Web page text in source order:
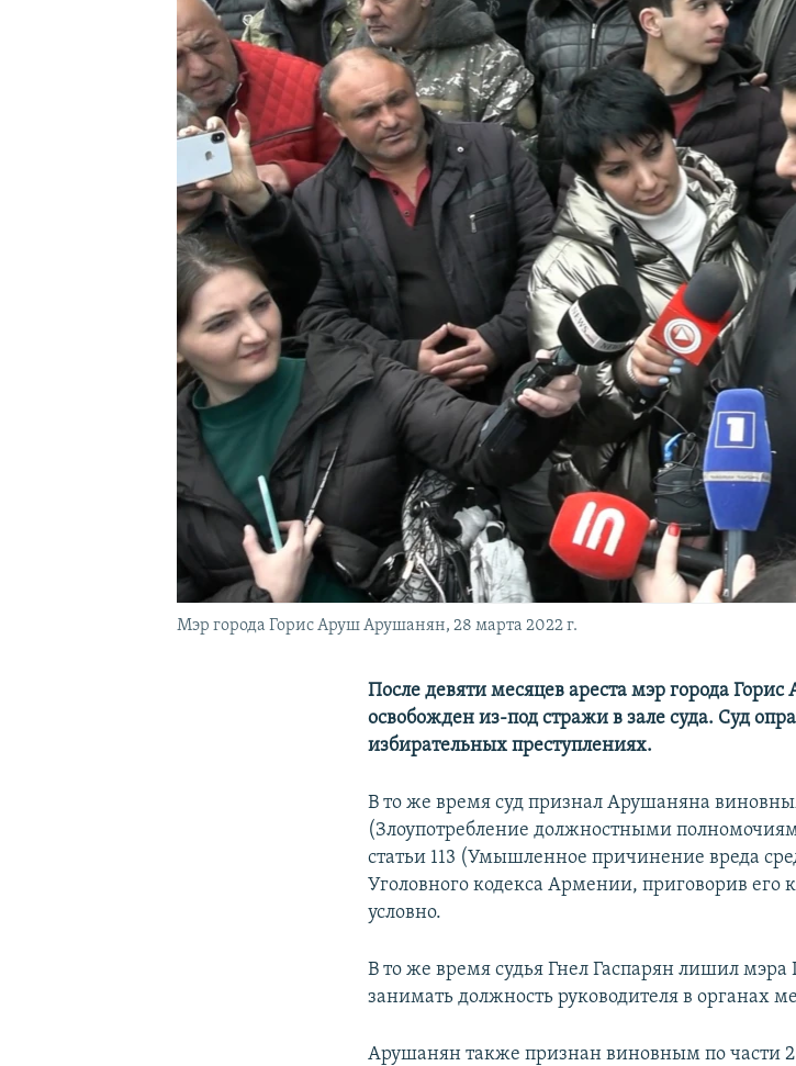
Мэр города Горис Аруш Арушанян, 28 марта 2022 г.
После девяти месяцев ареста мэр города
освобожден из-под стражи в зале суда. Суд
избирательных преступлениях.
В то же время суд признал Арушаняна
(Злоупотребление должностными
статьи 113 (Умышленное причинение вреда
Уголовного кодекса Армении, приговорив
условно.
В то же время судья Гнел Гаспарян лишил мэра
занимать должность руководителя в органах
Арушанян также признан виновным по части 2